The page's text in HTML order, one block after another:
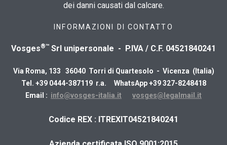
dei danni causati dal calcare.
INFORMAZIONI DI CONTATTO
Vosges®™ Srl unipersonale - P.IVA / C.F. 04521840241
Via Roma, 133 36040 Torri di Quartesolo - Vicenza (Italia)
Tel. +39 0444-387119 r.a. WhatsApp +39 327-8248418
Email : info@vosges-italia.it vosges@legalmail.it
​Codice REX : ITREXIT04521840241